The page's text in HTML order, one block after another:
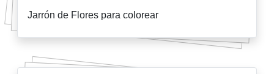
Jarrón de Flores para colorear